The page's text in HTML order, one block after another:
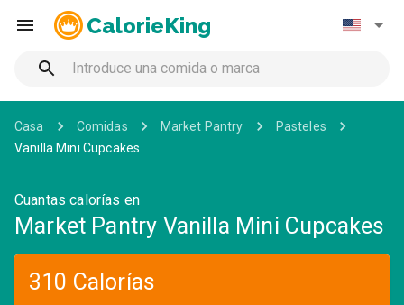
CalorieKing
Casa Comidas Market Pantry
Pasteles
Vanilla Mini Cupcakes
Cuantas calorías en
Market Pantry Vanilla Mini Cupcakes
310 Calorías